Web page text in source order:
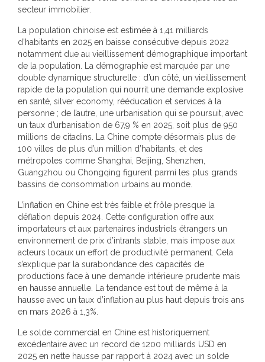
secteur immobilier.
La population chinoise est estimée à 1,41 milliards
d’habitants en 2025 en baisse consécutive depuis 2022
notamment due au vieillissement démographique important
de la population. La démographie est marquée par une
double dynamique structurelle : d’un côté, un vieillissement
rapide de la population qui nourrit une demande explosive
en santé, silver economy, rééducation et services à la
personne ; de l’autre, une urbanisation qui se poursuit, avec
un taux d’urbanisation de 67,9 % en 2025, soit plus de 950
millions de citadins. La Chine compte désormais plus de
100 villes de plus d’un million d’habitants, et des
métropoles comme Shanghai, Beijing, Shenzhen,
Guangzhou ou Chongqing figurent parmi les plus grands
bassins de consommation urbains au monde.
L’inflation en Chine est très faible et frôle presque la
déflation depuis 2024. Cette configuration offre aux
importateurs et aux partenaires industriels étrangers un
environnement de prix d’intrants stable, mais impose aux
acteurs locaux un effort de productivité permanent. Cela
s’explique par la surabondance des capacités de
productions face à une demande intérieure prudente mais
en hausse annuelle. La tendance est tout de même à la
hausse avec un taux d’inflation au plus haut depuis trois ans
en mars 2026 à 1,3%.
Le solde commercial en Chine est historiquement
excédentaire avec un record de 1200 milliards USD en
2025 en nette hausse par rapport à 2024 avec un solde